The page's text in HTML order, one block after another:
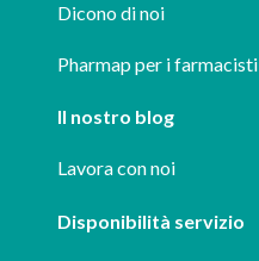
Dicono di noi
Pharmap per i farmacisti
Il nostro blog
Lavora con noi
Disponibilità servizio